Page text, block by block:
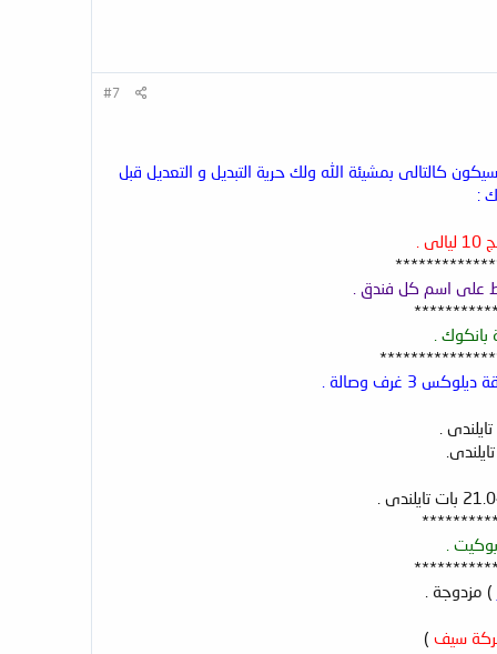
#7
كالتالى بمشيئة الله ولك حرية التبديل و التعديل قبل
:
على اسم كل فندق .
غرف وصالة .
) مزدوجة .
سيف )